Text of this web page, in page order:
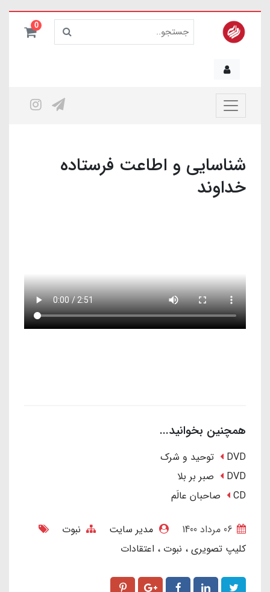
0
شناسایی و اطاعت فرستاده
خداوند
همچنین بخوانید...
DVD توحید و شرک
DVD صبر بر بلا
CD صاحبان عالَم
مدیر سایت
نبوت
کلیپ تصویری
نبوت اعتقادات